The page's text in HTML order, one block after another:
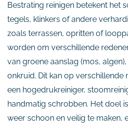
Bestrating reinigen betekent het
tegels, klinkers of andere
zoals terrassen, opritten of
worden om verschillende
van groene aanslag (mos,
onkruid. Dit kan op verschillende
een hogedrukreiniger,
handmatig schrobben. Het doel
weer schoon en veilig te maken,